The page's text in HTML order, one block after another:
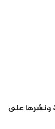
ونشرها على